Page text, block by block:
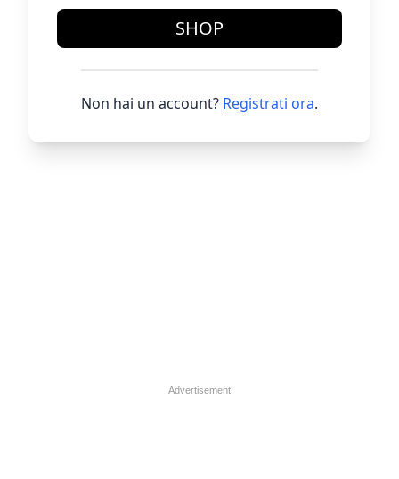
SHOP
Non hai un account? Registrati ora.